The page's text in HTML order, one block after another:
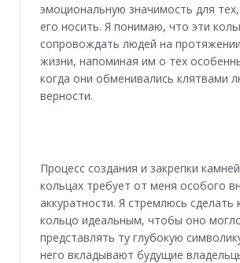
эмоциональную значимость для
его носить. Я понимаю, что эти
сопровождать людей на
жизни, напоминая им о тех
когда они обменивались клятвами
верности.
Процесс создания и закрепки
кольцах требует от меня особого
аккуратности. Я стремлюсь сделать
кольцо идеальным, чтобы оно
представлять ту глубокую
него вкладывают будущие